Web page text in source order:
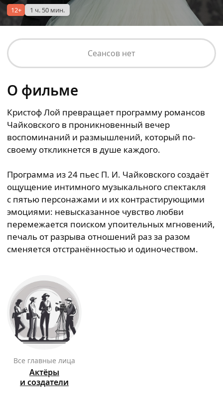
12+ 1 ч. 50 мин.
Сеансов нет
О фильме
Кристоф Лой превращает программу романсов
Чайковского в проникновенный вечер
воспоминаний и размышлений, который по-
своему откликнется в душе каждого.
Программа из 24 пьес П. И. Чайковского создаёт
ощущение интимного музыкального спектакля
с пятью персонажами и их контрастирующими
эмоциями: невысказанное чувство любви
перемежается поиском упоительных мгновений,
печаль от разрыва отношений раз за разом
сменяется отстранённостью и одиночеством.
Все главные лица
Актёры
и создатели